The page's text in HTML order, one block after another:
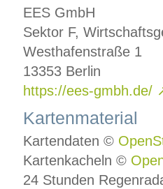
EES GmbH
Sektor F,
Westhafenstraße 1
13353 Berlin
https://ees-gmbh.de/
Kartenmaterial
Kartendaten ©
Kartenkacheln ©
24 Stunden